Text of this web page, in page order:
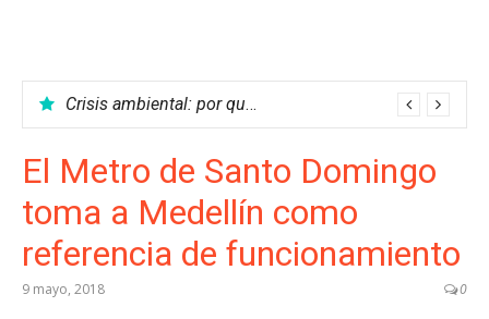
Crisis ambiental: por qué no podemos parar el calentamiento global
El Metro de Santo Domingo
toma a Medellín como
referencia de funcionamiento
9 mayo, 2018 0